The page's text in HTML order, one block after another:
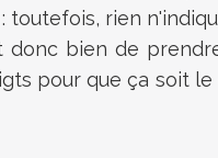
toutefois, rien
bien de
pour que ça soit